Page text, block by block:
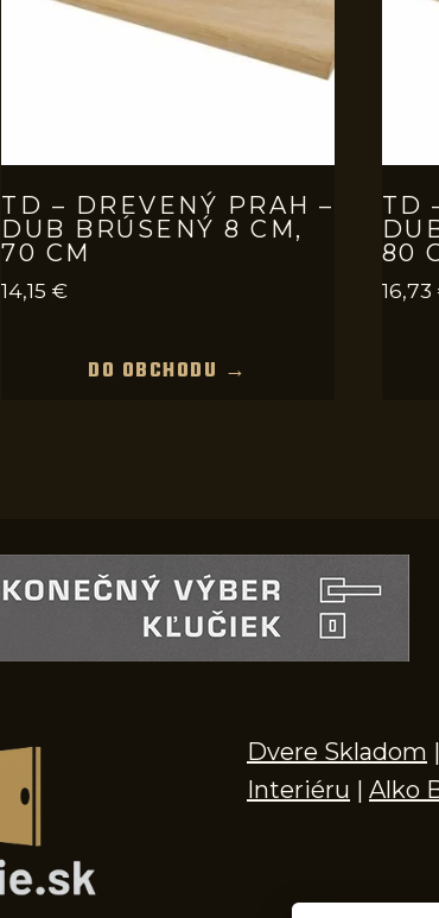
TD – DREVENÝ PRAH –
DUB BRÚSENÝ 8 CM,
70 CM
14,15 €
DO OBCHODU →
TD
80
16,73
Dvere Skladom |
Interiéru | Alko